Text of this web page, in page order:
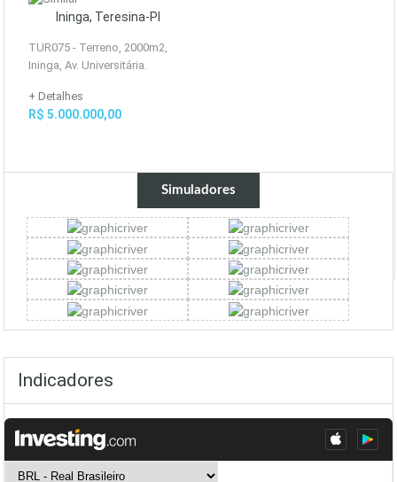
Ininga, Teresina-PI
TUR075 - Terreno, 2000m2,
Ininga, Av. Universitária.
+ Detalhes
R$ 5.000.000,00
Simuladores
Indicadores